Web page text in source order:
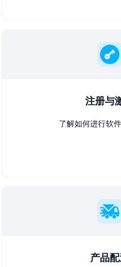
注册与
了解如何进行软
产品